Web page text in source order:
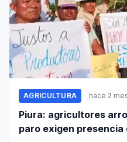
AGRICULTURA hace 2
Piura: agricultores
paro exigen presencia